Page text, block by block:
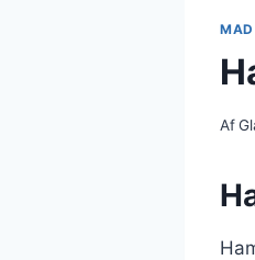
MAD
Af